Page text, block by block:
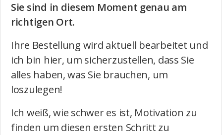
Sie sind in diesem Moment genau am
richtigen Ort.
Ihre Bestellung wird aktuell bearbeitet und
ich bin hier, um sicherzustellen, dass Sie
alles haben, was Sie brauchen, um
loszulegen!
Ich weiß, wie schwer es ist, Motivation zu
finden um diesen ersten Schritt zu